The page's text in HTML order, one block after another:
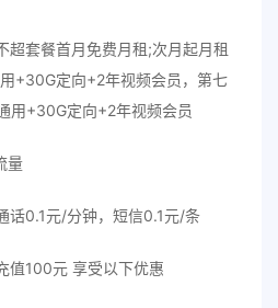
超套餐首月免费月租;次月起月租
+30G定向+2年视频会员，第七
用+30G定向+2年视频会员
量
话0.1元/分钟，短信0.1元/条
值100元 享受以下优惠